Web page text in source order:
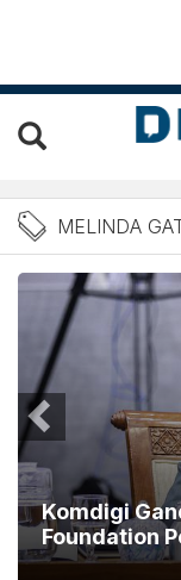
melinda
MELINDA
Komdigi
Foundation